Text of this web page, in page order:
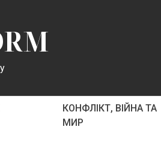
КОНФЛІКТ, ВІЙНА ТА
МИР